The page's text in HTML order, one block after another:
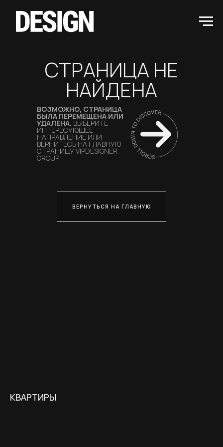
СТРАНИЦА НЕ
НАЙДЕНА
ВОЗМОЖНО, СТРАНИЦА
БЫЛА ПЕРЕМЕЩЕНА ИЛИ
УДАЛЕНА. ВЫБЕРИТЕ
ИНТЕРЕСУЮЩЕЕ
НАПРАВЛЕНИЕ ИЛИ
ВЕРНИТЕСЬ НА ГЛАВНУЮ
СТРАНИЦУ VIPDESIGNER
GROUP.
ВЕРНУТЬСЯ НА ГЛАВНУЮ
КВАРТИРЫ